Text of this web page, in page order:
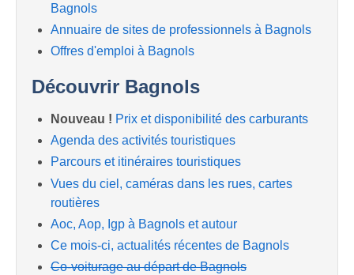
Bagnols
Annuaire de sites de professionnels à Bagnols
Offres d'emploi à Bagnols
Découvrir Bagnols
Nouveau ! Prix et disponibilité des carburants
Agenda des activités touristiques
Parcours et itinéraires touristiques
Vues du ciel, caméras dans les rues, cartes
routières
Aoc, Aop, Igp à Bagnols et autour
Ce mois-ci, actualités récentes de Bagnols
Co-voiturage au départ de Bagnols